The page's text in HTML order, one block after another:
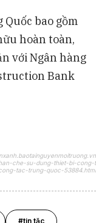
bao gồm
hoàn toàn,
với Ngân hàng
Bank
che-su-dung-thiet-bi-cong-t
tac-trung-quoc-53884.html
#tin tặc